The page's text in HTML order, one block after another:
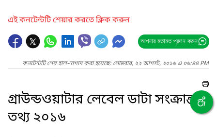
এই কনটেন্টটি শেয়ার করতে ক্লিক করুন
আপনার মতামত প্রদান করুন
কনটেন্টটি শেষ হাল-নাগাদ করা হয়েছে: সোমবার, ২২ আগস্ট, ২০১৬ এ ০৬:৪৪ PM
গ্রাউন্ডওয়াটার লেবেল ডাটা সংক্রান্ত
তথ্য ২০১৬